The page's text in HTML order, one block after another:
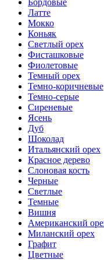
Бордовые
Латте
Мокко
Коньяк
Светлый орех
Фисташковые
Фиолетовые
Темный орех
Темно-коричневые
Темно-серые
Сиреневые
Ясень
Дуб
Шоколад
Итальянский орех
Красное дерево
Слоновая кость
Черные
Светлые
Темные
Вишня
Американский
Миланский орех
Графит
Цветные